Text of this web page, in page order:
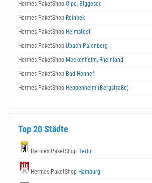
Hermes PaketShop Olpe, Biggesee
Hermes PaketShop Reinbek
Hermes PaketShop Helmstedt
Hermes PaketShop Übach-Palenberg
Hermes PaketShop Meckenheim, Rheinland
Hermes PaketShop Bad Honnef
Hermes PaketShop Heppenheim (Bergstraße)
Top 20 Städte
Hermes PaketShop Berlin
Hermes PaketShop Hamburg